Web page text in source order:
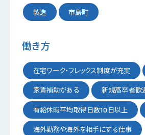
製造 市島町
働き方
在宅ワーク・フレックス制度が充実
家賃補助がある 新規高卒者歓
有給休暇平均取得日数10日以上
海外勤務や海外を相手にする仕事